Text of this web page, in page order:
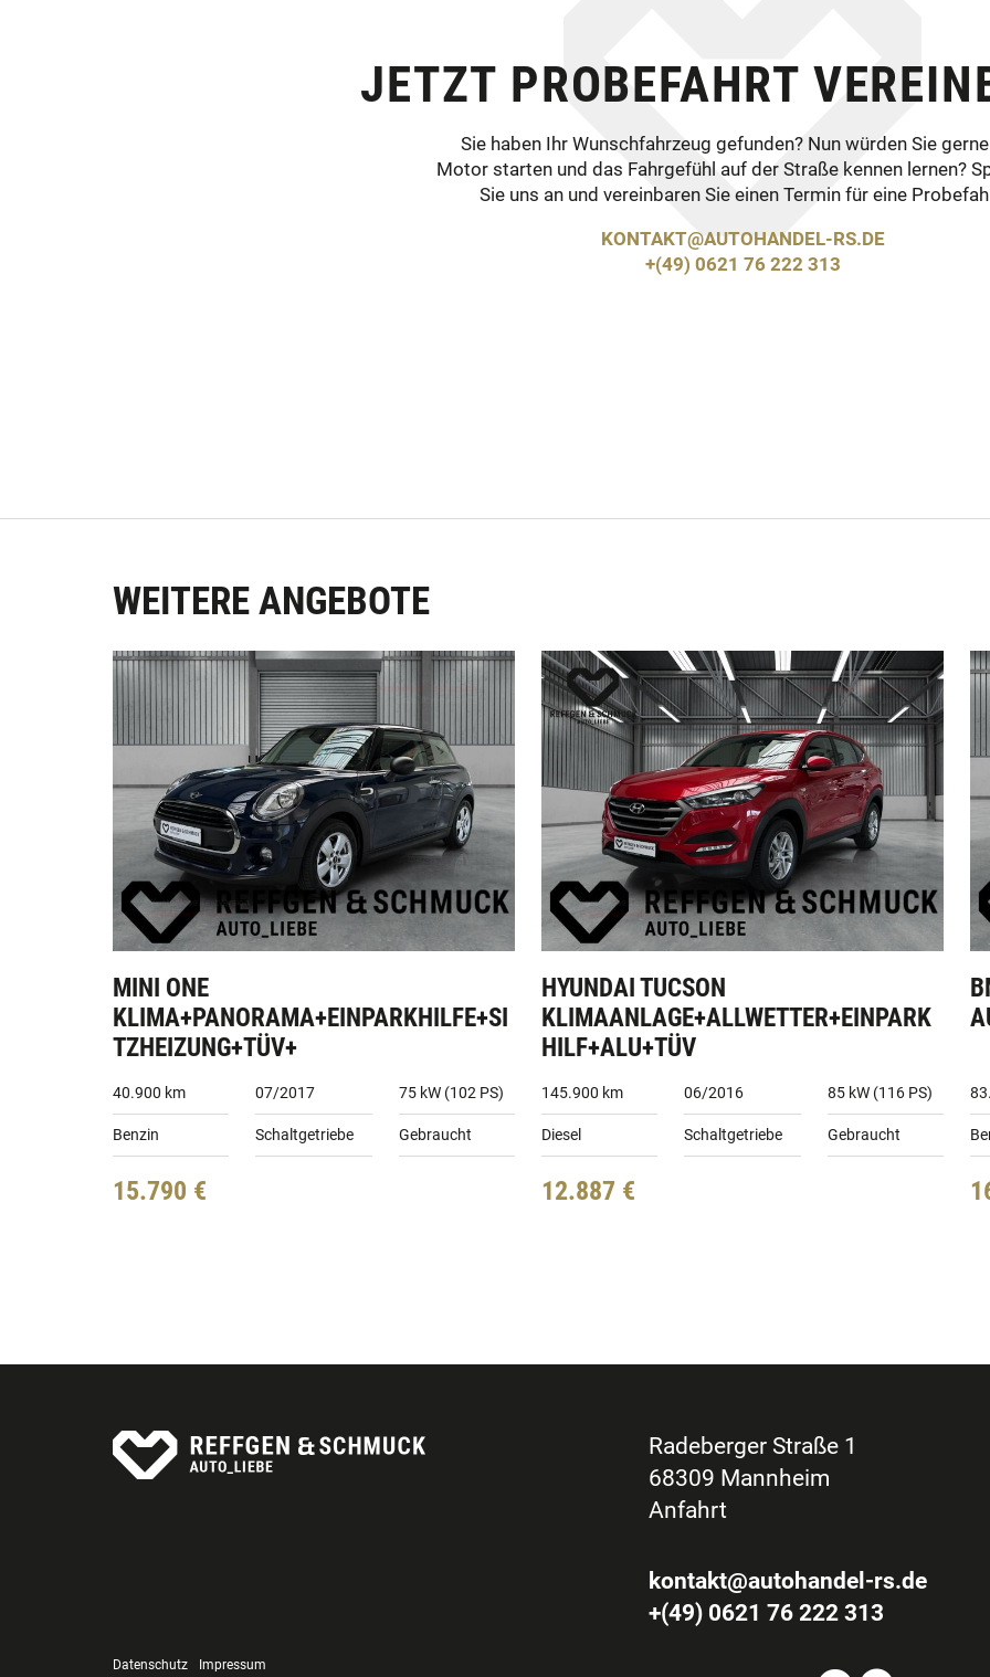
JETZT PROBEFAHRT
Sie haben Ihr Wunschfahrzeug gefunden? Nun würden Sie
Motor starten und das Fahrgefühl auf der Straße kennen lernen?
Sie uns an und vereinbaren Sie einen Termin für eine
KONTAKT@AUTOHANDEL-RS.DE
+(49) 0621 76 222 313
WEITERE ANGEBOTE
MINI ONE
KLIMA+PANORAMA+EINPARKHILFE+SI
TZHEIZUNG+TÜV+
40.900 km 07/2017 75 kW (102 PS)
Benzin Schaltgetriebe Gebraucht
15.790 €
HYUNDAI TUCSON
KLIMAANLAGE+ALLWETTER+EINPARK
HILF+ALU+TÜV
145.900 km 06/2016 85 kW (116 PS)
Diesel Schaltgetriebe Gebraucht
12.887 €
Datenschutz Impressum
Radeberger Straße 1
68309 Mannheim
Anfahrt
kontakt@autohandel-rs.de
+(49) 0621 76 222 313